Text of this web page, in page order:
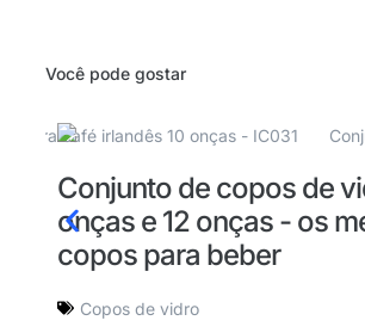
Você pode gostar
Conjunto de copos de
onças e 12 onças - os
copos para beber
Copos de vidro